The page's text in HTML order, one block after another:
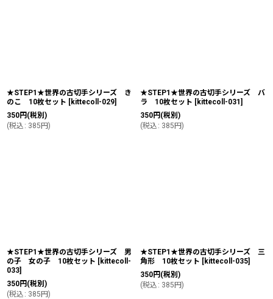
★STEP1★世界の古切手シリーズ き
のこ 10枚セット [kittecoll-029]
350円 (税別)
(税込 : 385円)
★STEP1★世界の古切手シリーズ バ
ラ 10枚セット [kittecoll-031]
350円 (税別)
(税込 : 385円)
★STEP1★世界の古切手シリーズ 男
の子 女の子 10枚セット [kittecoll-
033]
350円 (税別)
(税込 : 385円)
★STEP1★世界の古切手シリーズ 三
角形 10枚セット [kittecoll-035]
350円 (税別)
(税込 : 385円)